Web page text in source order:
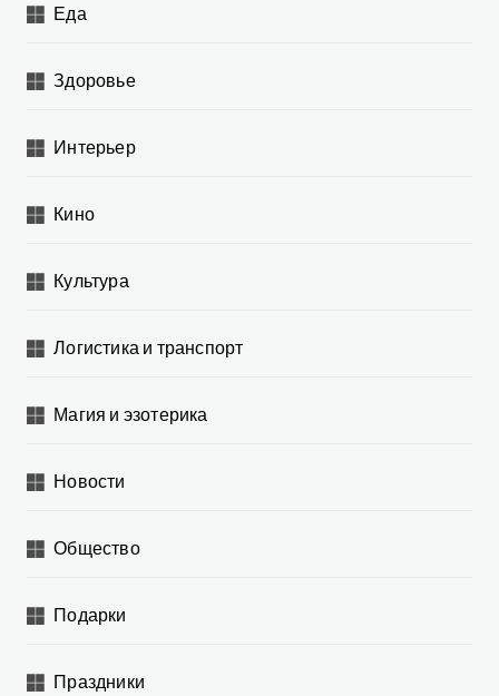
Еда
Здоровье
Интерьер
Кино
Культура
Логистика и транспорт
Магия и эзотерика
Новости
Общество
Подарки
Праздники